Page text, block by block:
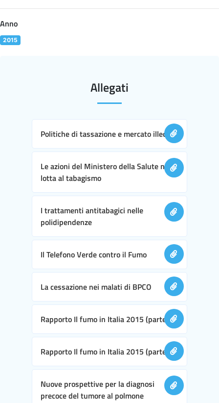
Anno
2015
Allegati
Politiche di tassazione e mercato illecito
Le azioni del Ministero della Salute nella
lotta al tabagismo
I trattamenti antitabagici nelle
polidipendenze
Il Telefono Verde contro il Fumo
La cessazione nei malati di BPCO
Rapporto Il fumo in Italia 2015 (parte I)
Rapporto Il fumo in Italia 2015 (parte II)
Nuove prospettive per la diagnosi
precoce del tumore al polmone